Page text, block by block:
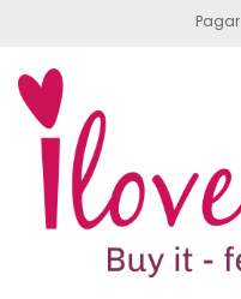
Pagar